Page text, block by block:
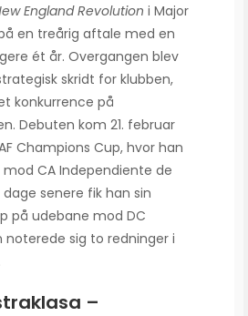
England Revolution i Major
en treårig aftale med en
ét år. Overgangen blev
skridt for klubben,
konkurrence på
Debuten kom 21. februar
Champions Cup, hvor han
CA Independiente de
dage senere fik han sin
på udebane mod DC
noterede sig to redninger i
–